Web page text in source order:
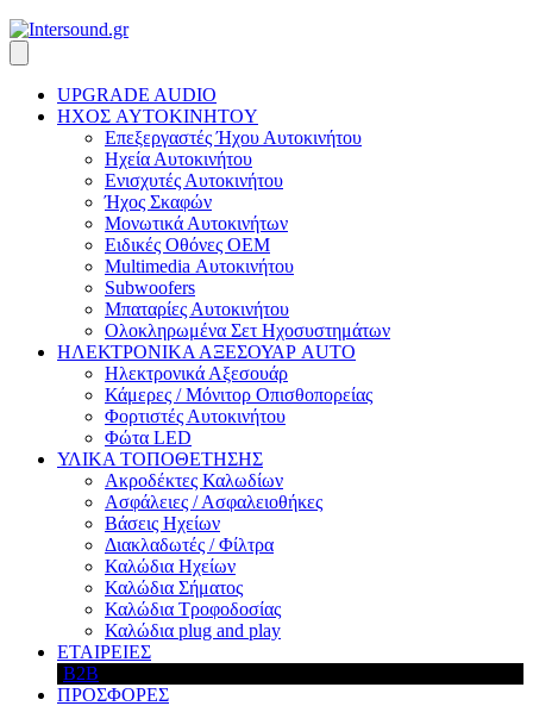
UPGRADE AUDIO
ΗΧΟΣ AYTOKINHTOY
Επεξεργαστές Ήχου Αυτοκινήτου
Ηχεία Αυτοκινήτου
Ενισχυτές Αυτοκινήτου
Ήχος Σκαφών
Μονωτικά Αυτοκινήτων
Ειδικές Οθόνες OEM
Multimedia Αυτοκινήτου
Subwoofers
Μπαταρίες Αυτοκινήτου
Ολοκληρωμένα Σετ Ηχοσυστημάτων
ΗΛΕΚΤΡΟΝΙΚΑ ΑΞΕΣΟΥΑΡ AUTO
Ηλεκτρονικά Αξεσουάρ
Κάμερες / Μόνιτορ Οπισθοπορείας
Φορτιστές Αυτοκινήτου
Φώτα LED
ΥΛΙΚΑ ΤΟΠΟΘΕΤΗΣΗΣ
Ακροδέκτες Καλωδίων
Ασφάλειες / Ασφαλειοθήκες
Βάσεις Ηχείων
Διακλαδωτές / Φίλτρα
Καλώδια Ηχείων
Καλώδια Σήματος
Καλώδια Τροφοδοσίας
Καλώδια plug and play
ΕΤΑΙΡΕΙΕΣ
B2B
ΠΡΟΣΦΟΡΕΣ